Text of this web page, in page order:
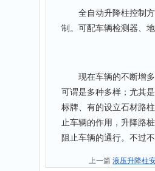
全自动升降柱控制方
制。可配车辆检测器、
现在车辆的不断增多
可谓是多种多样；尤其
标牌、有的设立石材路
止车辆的作用，升降路
阻止车辆的通行。不过
上一篇液压升降柱